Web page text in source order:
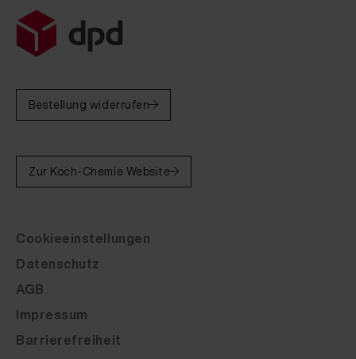
Bestellung widerrufen
Zur Koch-Chemie Website
Cookieeinstellungen
Datenschutz
AGB
Impressum
Barrierefreiheit